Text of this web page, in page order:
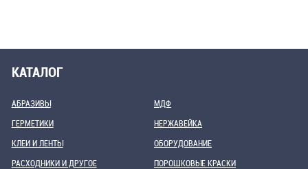
КАТАЛОГ
АБРАЗИВЫ
ГЕРМЕТИКИ
КЛЕИ И ЛЕНТЫ
МДФ
НЕРЖАВЕЙКА
ОБОРУДОВАНИЕ
РАСХОДНИКИ И ДРУГОЕ
ПОРОШКОВЫЕ КРАСКИ